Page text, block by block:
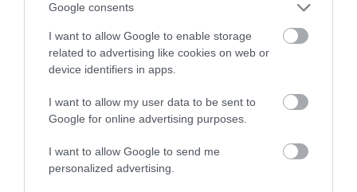
Google consents
I want to allow Google to enable storage
related to advertising like cookies on web or
device identifiers in apps.
I want to allow my user data to be sent to
Google for online advertising purposes.
I want to allow Google to send me
personalized advertising.
ÚJ MAGYAR KÜLÜGYI STRATÉGIA KÉSZÜL,
TELJES SZAKÍTÁS JÖN A...
2026. augusztus 08|Mindenki ügye
AMIKÉRT ÉRDEMES MEGNÉZNI
2026. augusztus 08
TÖBB MINT EGY HÓNAP IS LEHET, MIRE
TELJESEN ÚJRAINDUL A P...
2026. augusztus 07